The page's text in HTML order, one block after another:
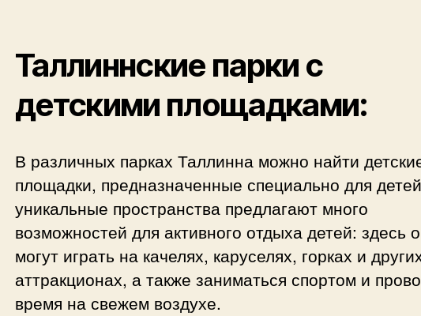
Таллиннские парки с
детскими площадками:
В различных парках Таллинна можно найти
площадки, предназначенные специально для
уникальные пространства предлагают много
возможностей для активного отдыха детей: здесь
могут играть на качелях, каруселях, горках и
аттракционах, а также заниматься спортом и
время на свежем воздухе.